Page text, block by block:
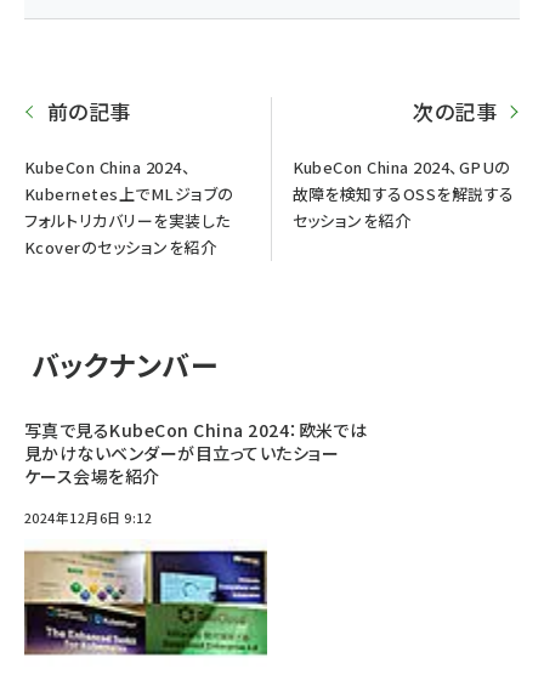
前の記事
KubeCon China 2024、
Kubernetes上でMLジョブの
フォルトリカバリーを実装した
Kcoverのセッションを紹介
次の記事
KubeCon China 2024、GPUの
故障を検知するOSSを解説する
セッションを紹介
バックナンバー
写真で見るKubeCon China 2024：欧米では
見かけないベンダーが目立っていたショー
ケース会場を紹介
2024年12月6日 9:12